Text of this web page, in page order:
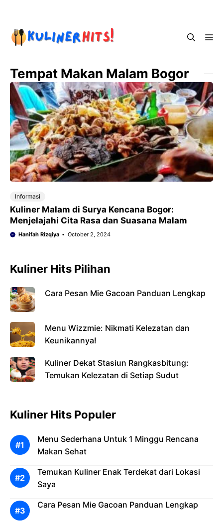
content
Tempat Makan Malam Bogor
Informasi
Kuliner Malam di Surya Kencana Bogor:
Menjelajahi Cita Rasa dan Suasana Malam
Hanifah Rizqiya October 2, 2024
Kuliner Hits Pilihan
Cara Pesan Mie Gacoan Panduan Lengkap
Menu Wizzmie: Nikmati Kelezatan dan
Keunikannya!
Kuliner Dekat Stasiun Rangkasbitung:
Temukan Kelezatan di Setiap Sudut
Kuliner Hits Populer
Menu Sederhana Untuk 1 Minggu Rencana
Makan Sehat
Temukan Kuliner Enak Terdekat dari Lokasi
Saya
Cara Pesan Mie Gacoan Panduan Lengkap